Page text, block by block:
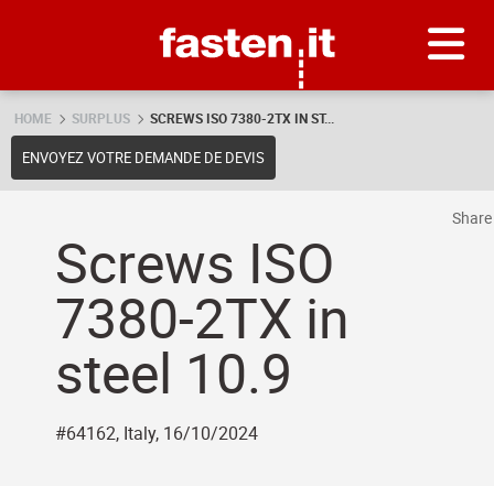
HOME SURPLUS SCREWS ISO 7380-2TX IN ST...
ENVOYEZ VOTRE DEMANDE DE DEVIS
Screws ISO
7380-2TX in
steel 10.9
#64162, Italy, 16/10/2024
Share